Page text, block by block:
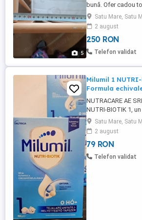
5
bună. Ofer cadou
fotografii.
Satu Mare, Satu
2 august
250 RON
Telefon validat
Milumil 1
Formula
NUTRACARE AE
NUTRI-BIOTIK 1,
luni, creat pentru
alăptați și au
încă din primele
baza cercetărilor
BIOTIK 1 susține
Satu Mare, Satu
2 august
79 RON
Telefon validat